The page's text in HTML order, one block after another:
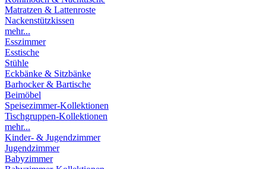
Matratzen & Lattenroste
Nackenstützkissen
mehr...
Esszimmer
Esstische
Stühle
Eckbänke & Sitzbänke
Barhocker & Bartische
Beimöbel
Speisezimmer-Kollektionen
Tischgruppen-Kollektionen
mehr...
Kinder- & Jugendzimmer
Jugendzimmer
Babyzimmer